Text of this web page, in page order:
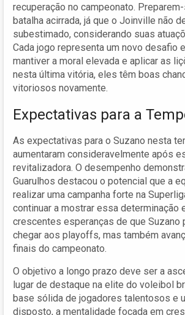
recuperação no campeonato.
batalha acirrada, já que o Joinville não
subestimado, considerando suas
Cada jogo representa um novo desafio
mantiver a moral elevada e aplicar as
nesta última vitória, eles têm boas
vitoriosos novamente.
Expectativas para a
As expectativas para o Suzano nesta
aumentaram consideravelmente após
revitalizadora. O desempenho
Guarulhos destacou o potencial que a
realizar uma campanha forte na
continuar a mostrar essa determinação
crescentes esperanças de que Suzano
chegar aos playoffs, mas também
finais do campeonato.
O objetivo a longo prazo deve ser a
lugar de destaque na elite do voleibol
base sólida de jogadores talentosos e
disposto, a mentalidade focada em